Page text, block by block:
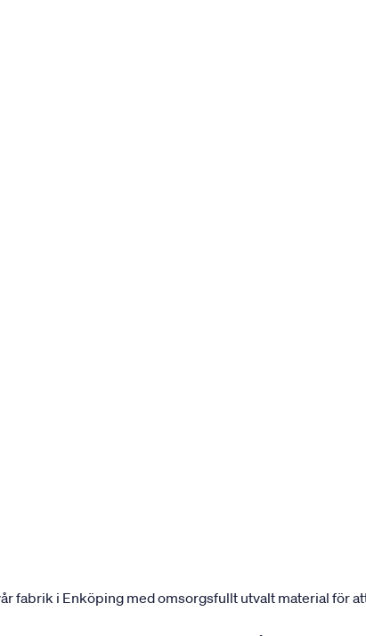
fabrik i Enköping med omsorgsfullt utvalt material för